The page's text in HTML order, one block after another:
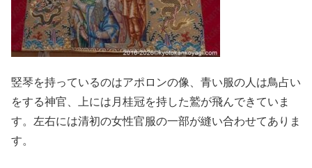
竪琴を持っているのはアポロンの像、青い服の人は鳥占い
をする神官、上には月桂冠を持した鷲が飛んできていま
す。左右には清初の女性官服の一部が縫い合わせてありま
す。